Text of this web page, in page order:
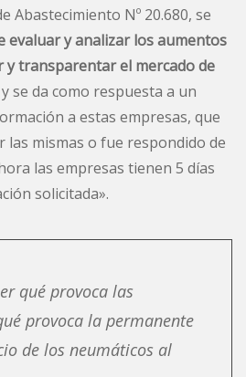
Abastecimiento Nº 20.680, se
evaluar y analizar los aumentos
y transparentar el mercado de
y se da como respuesta a un
a estas empresas, que
mismas o fue respondido de
las empresas tienen 5 días
solicitada».
qué provoca las
provoca la permanente
de los neumáticos al